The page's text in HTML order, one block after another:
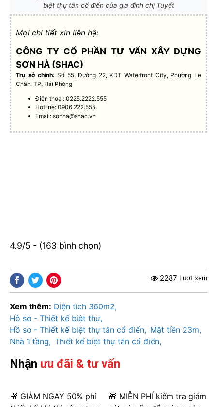
biệt thự tân cổ điển của gia đình chị Tuyết
Mọi chi tiết xin liên hệ:
CÔNG TY CỔ PHẦN TƯ VẤN XÂY DỰNG
SƠN HÀ (SHAC)
Trụ sở chính: Số 55, Đường 22, KĐT Waterfront City, Phường Lê
Chân, TP. Hải Phòng
Điện thoại: 0225.2222.555
Hotline: 0906.222.555
Email:sonha@shac.vn
4.9/5 - (163 bình chọn)
2287 Lượt xem
Xem thêm: Diện tích 360m2
Hồ sơ - Thiết kế biệt thự
Hồ sơ - Thiết kế biệt thự tân cổ điển
Mặt tiền 23m
Nhà 1 tầng
Thiết kế biệt thự tân cổ điển
Nhận ưu đãi & tư vấn
🎁 GIẢM NGAY 50% phí
🎁 MIỄN PHÍ kiểm tra giám